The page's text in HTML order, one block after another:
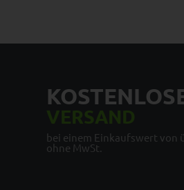
VERSAND
bei einem Einkaufswert von
ohne MwSt.